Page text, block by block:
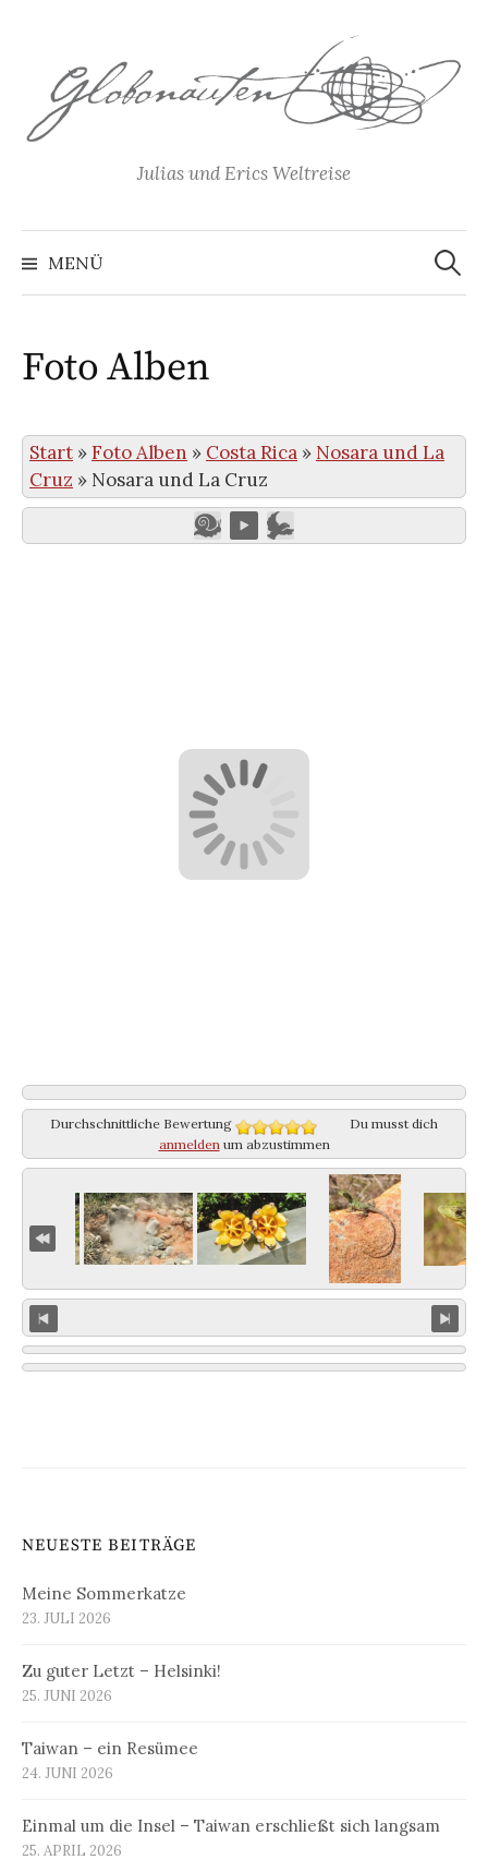
Inhalt
Julias und Erics Weltreise
MENÜ
Suchen
nach:
Foto Alben
Start »Foto Alben » Costa Rica » Nosara und La
Cruz » Nosara und La Cruz
Durchschnittliche Bewertung
Du musst dich
anmelden um abzustimmen
NEUESTE BEITRÄGE
Meine Sommerkatze
23. JULI 2026
Zu guter Letzt – Helsinki!
25. JUNI 2026
Taiwan – ein Resümee
24. JUNI 2026
Einmal um die Insel – Taiwan erschließt sich langsam
25. APRIL 2026